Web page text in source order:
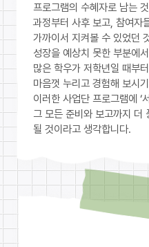
프로그램의 수혜자로 남는
과정부터 사후 보고, 참여자
가까이서 지켜볼 수 있었던
성장을 예상치 못한 부분에
많은 학우가 저학년일 때부
마음껏 누리고 경험해 보시
이러한 사업단 프로그램에 ‘
그 모든 준비와 보고까지 더
될 것이라고 생각합니다.